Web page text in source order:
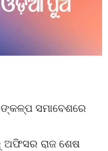
ସମାବେଶରେ
ଅଫିସର ରାଜ ଶେଷ